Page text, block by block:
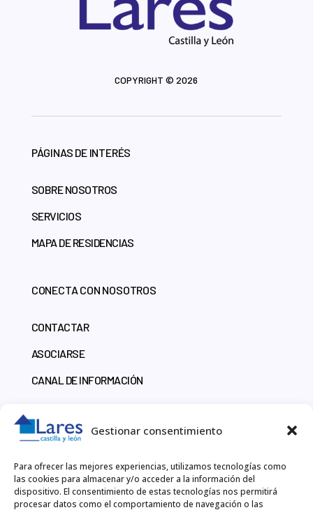
Gestionar consentimiento
Para ofrecer las mejores experiencias, utilizamos tecnologías como
las cookies para almacenar y/o acceder a la información del
dispositivo. El consentimiento de estas tecnologías nos permitirá
procesar datos como el comportamiento de navegación o las
COPYRIGHT © 2026
PÁGINAS DE INTERÉS
SOBRE NOSOTROS
SERVICIOS
MAPA DE RESIDENCIAS
CONECTA CON NOSOTROS
CONTACTAR
ASOCIARSE
CANAL DE INFORMACIÓN
CONTACTO
918 60 10 51
LARESCYL@LARESCYL.ORG